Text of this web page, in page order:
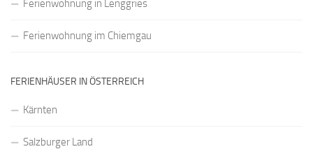
Ferienwohnung in Lenggries
Ferienwohnung im Chiemgau
FERIENHÄUSER IN ÖSTERREICH
Kärnten
Salzburger Land